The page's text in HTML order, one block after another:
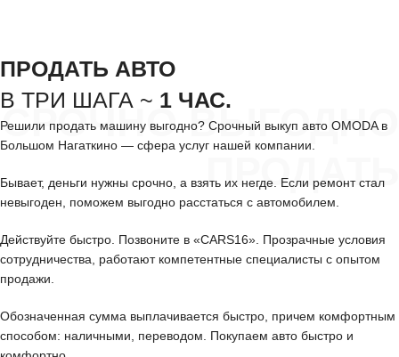
СРОЧНО ВЫГОДНО
ПРОДАТЬ
ПРОДАТЬ АВТО
В ТРИ ШАГА ~ 1 ЧАС.
Решили продать машину выгодно? Срочный выкуп авто OMODA в
Большом Нагаткино — сфера услуг нашей компании.
Бывает, деньги нужны срочно, а взять их негде. Если ремонт стал
невыгоден, поможем выгодно расстаться с автомобилем.
Действуйте быстро. Позвоните в «CARS16». Прозрачные условия
сотрудничества, работают компетентные специалисты с опытом
продажи.
Обозначенная сумма выплачивается быстро, причем комфортным
способом: наличными, переводом. Покупаем авто быстро и